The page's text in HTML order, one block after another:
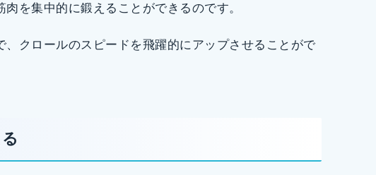
を集中的に鍛えることができるのです。
、クロールのスピードを飛躍的にアップさせることがで